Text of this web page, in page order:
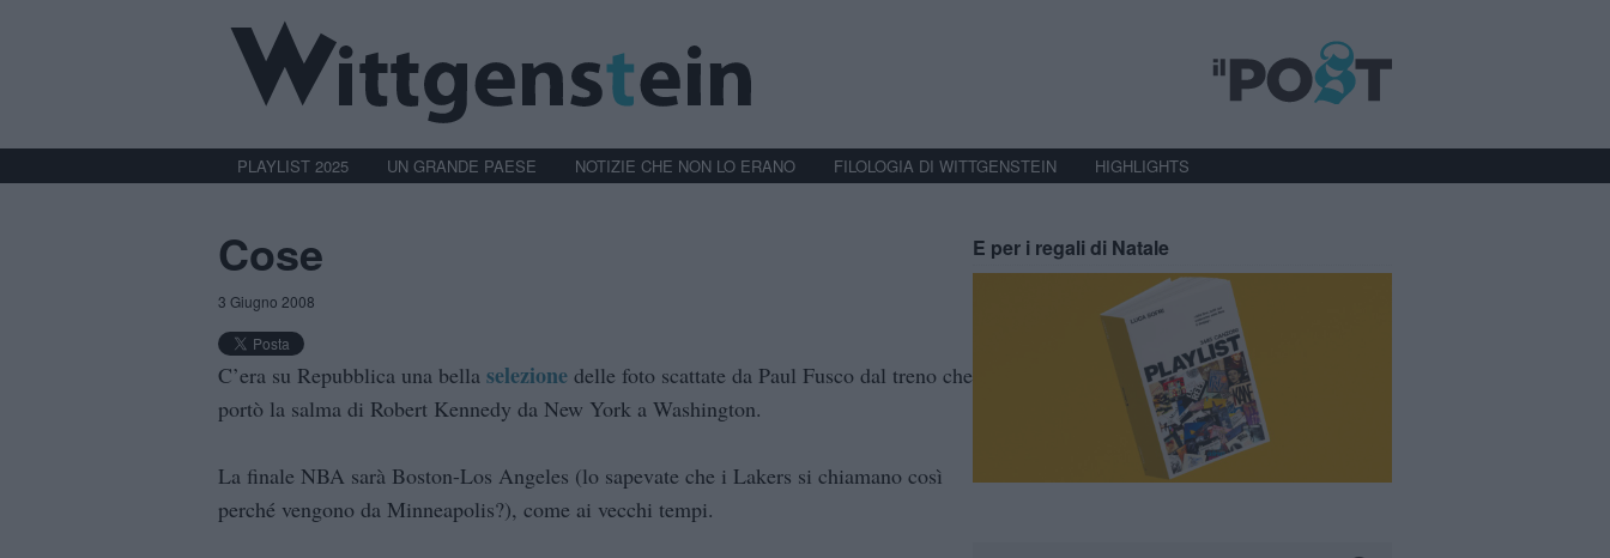
PLAYLIST 2025 UN GRANDE PAESE NOTIZIE CHE NON LO ERANO FILOLOGIA DI WITTGENSTEIN HIGHLIGHTS
Cose
3 Giugno 2008
C’era su Repubblica una bella selezione delle foto scattate da Paul Fusco dal treno che
portò la salma di Robert Kennedy da New York a Washington.
La finale NBA sarà Boston-Los Angeles (lo sapevate che i Lakers si chiamano così
perché vengono da Minneapolis?), come ai vecchi tempi.
E per i regali di Natale